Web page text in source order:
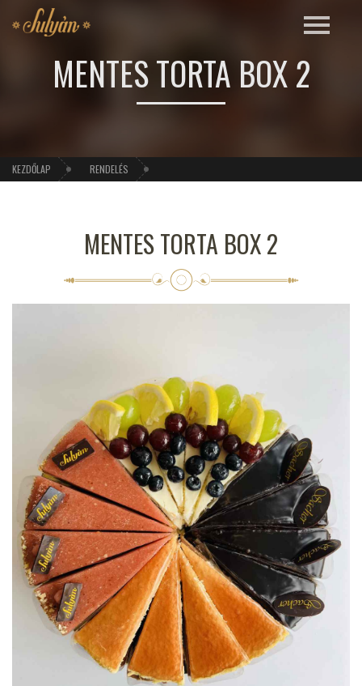
MENTES TORTA BOX 2
KEZDŐLAP RENDELÉS
MENTES TORTA BOX 2